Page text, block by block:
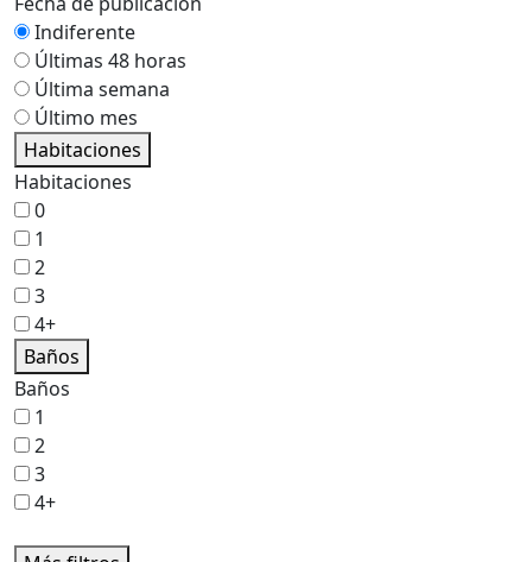
Indiferente
Últimas 48 horas
Última semana
Último mes
Habitaciones
Habitaciones
0
1
2
3
4+
Baños
Baños
1
2
3
4+